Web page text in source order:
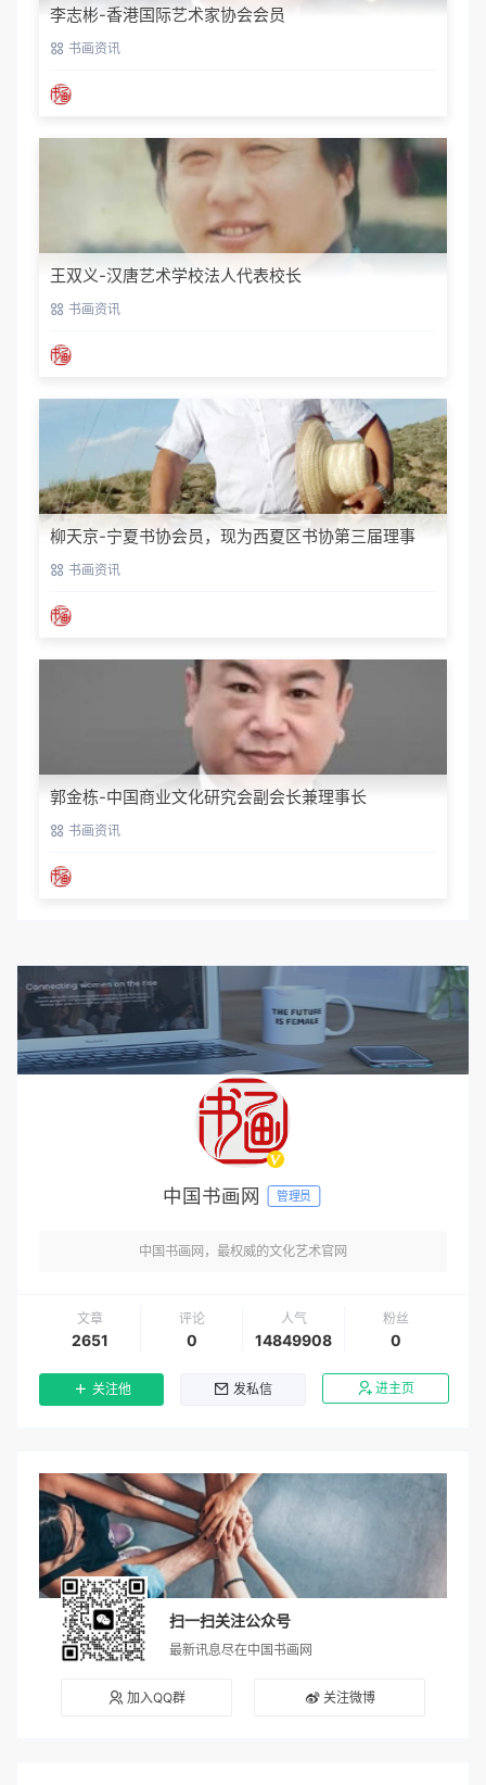
李志彬-香港国际艺术家协会会员
书画资讯
王双义-汉唐艺术学校法人代表校长
书画资讯
柳天京-宁夏书协会员，现为西夏区书协第三届理事
书画资讯
郭金栋-中国商业文化研究会副会长兼理事长
书画资讯
中国书画网 管理员
中国书画网，最权威的文化艺术官网
文章
2651
评论
0
人气
14849908
粉丝
0
关注他 发私信 进主页
扫一扫关注公众号
最新讯息尽在中国书画网
加入QQ群 关注微博